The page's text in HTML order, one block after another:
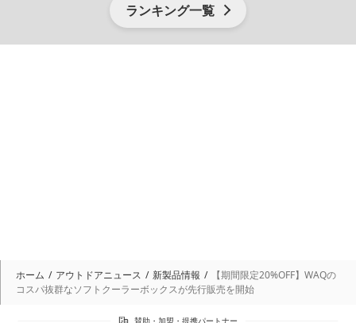
ランキング一覧
ホーム アウトドアニュース 新製品情報
【期間限定20%OFF】WAQの
コスパ抜群なソフトクーラーボックスが先行販売を開始